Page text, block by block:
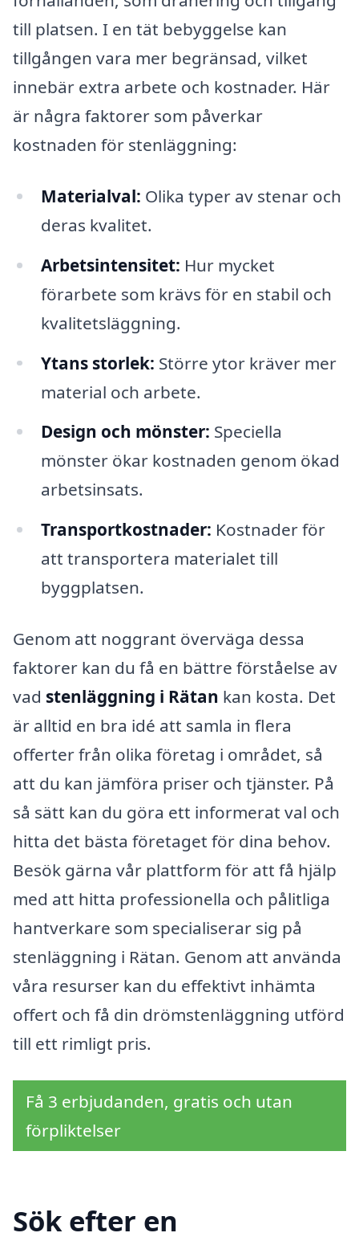
till platsen. I en tät bebyggelse kan
tillgången vara mer begränsad, vilket
innebär extra arbete och kostnader. Här
är några faktorer som påverkar
kostnaden för stenläggning:
Materialval: Olika typer av stenar och
deras kvalitet.
Arbetsintensitet: Hur mycket
förarbete som krävs för en stabil och
kvalitetsläggning.
Ytans storlek: Större ytor kräver mer
material och arbete.
Design och mönster: Speciella
mönster ökar kostnaden genom ökad
arbetsinsats.
Transportkostnader: Kostnader för
att transportera materialet till
byggplatsen.
Genom att noggrant överväga dessa
faktorer kan du få en bättre förståelse av
vad stenläggning i Rätan kan kosta. Det
är alltid en bra idé att samla in flera
offerter från olika företag i området, så
att du kan jämföra priser och tjänster. På
så sätt kan du göra ett informerat val och
hitta det bästa företaget för dina behov.
Besök gärna vår plattform för att få hjälp
med att hitta professionella och pålitliga
hantverkare som specialiserar sig på
stenläggning i Rätan. Genom att använda
våra resurser kan du effektivt inhämta
offert och få din drömstenläggning utförd
till ett rimligt pris.
Få 3 erbjudanden, gratis och utan
förpliktelser
Sök efter en